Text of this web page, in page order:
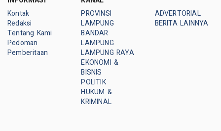
Kontak
Redaksi
Tentang Kami
Pedoman
Pemberitaan
PROVINSI
LAMPUNG
BANDAR
LAMPUNG
LAMPUNG RAYA
EKONOMI &
BISNIS
POLITIK
HUKUM &
KRIMINAL
ADVERTORIAL
BERITA LAINNYA